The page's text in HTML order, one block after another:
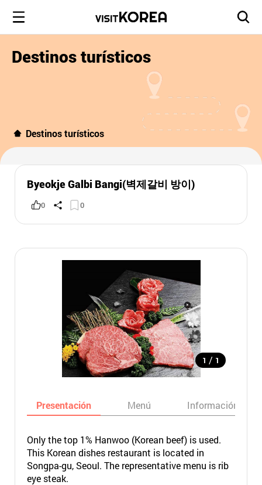
Destinos turísticos
Destinos turísticos
Byeokje Galbi Bangi(벽제갈비 방이)
0 0
1 / 1
Presentación Menú Información
Only the top 1% Hanwoo (Korean beef) is used.
This Korean dishes restaurant is located in
Songpa-gu, Seoul. The representative menu is rib
eye steak.